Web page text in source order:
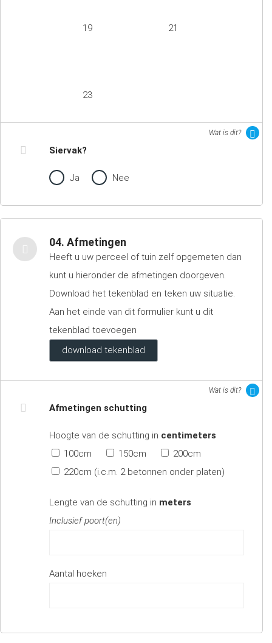
19 21
23
Wat is dit?
Siervak?
Ja Nee
04. Afmetingen
Heeft u uw perceel of tuin zelf opgemeten dan
kunt u hieronder de afmetingen doorgeven.
Download het tekenblad en teken uw situatie.
Aan het einde van dit formulier kunt u dit
tekenblad toevoegen
download tekenblad
Wat is dit?
Afmetingen schutting
Hoogte van de schutting in centimeters
100cm
150cm
200cm
220cm (i.c.m. 2 betonnen onder platen)
Lengte van de schutting in meters
Inclusief poort(en)
Aantal hoeken